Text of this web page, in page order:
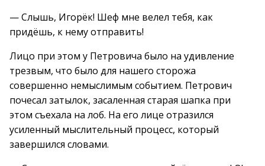
— Слышь, Игорёк! Шеф мне велел тебя, как
придёшь, к нему отправить!
Лицо при этом у Петровича было на удивление
трезвым, что было для нашего сторожа
совершенно немыслимым событием. Петрович
почесал затылок, засаленная старая шапка при
этом съехала на лоб. На его лице отразился
усиленный мыслительный процесс, который
завершился словами.